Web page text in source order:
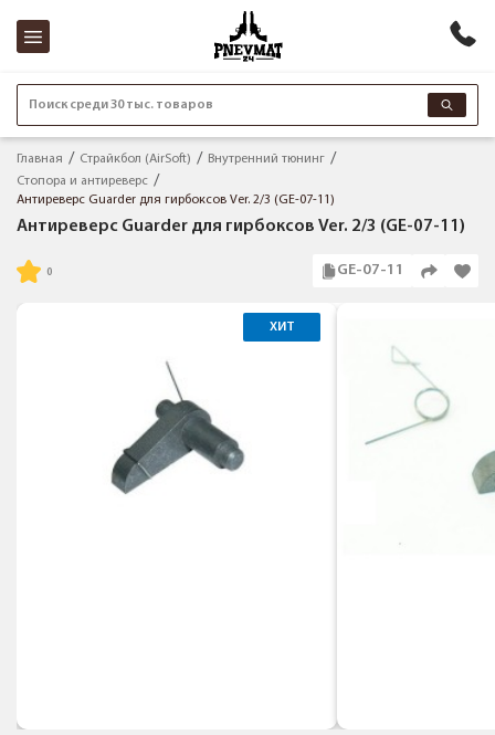
Поиск среди 30 тыс. товаров
Главная Страйкбол (AirSoft)
Внутренний тюнинг
Стопора и антиреверс
Антиреверс Guarder для гирбоксов Ver. 2/3 (GE-07-11)
Антиреверс Guarder для гирбоксов Ver. 2/3 (GE-07-11)
GE-07-11
ХИТ